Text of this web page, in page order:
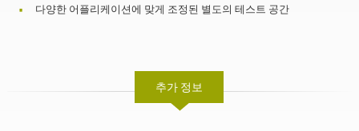
다양한 어플리케이션에 맞게 조정된 별도의 테스트 공간
추가 정보